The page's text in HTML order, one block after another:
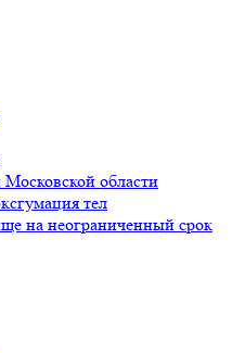
области
тел
на неограниченный срок